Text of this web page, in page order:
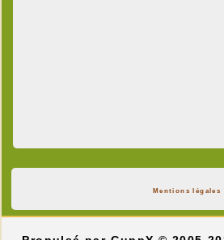
Mentions légales